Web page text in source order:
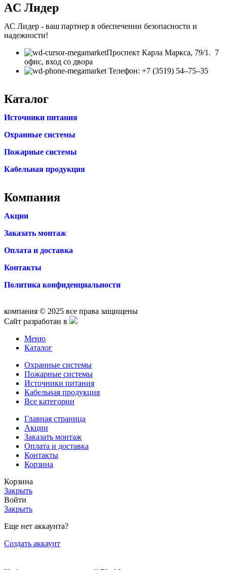
AC Лидер
АС Лидер - ваш партнер в обеспечении безопасности и
надежности!
​Проспект Карла Маркса, 79/1. 7
офис, вход со двора
Телефон: +7 (3519) 54‒75‒35
Каталог
Источники питания
Охранные системы
Пожарные системы
Кабельная продукция
Компания
Акции
Заказать монтаж
Оплата и доставка
Контакты
Политика конфиденциальности
компания © 2025 все права защищены
Сайт разработан в
Меню
Каталог
Охранные системы
Пожарные системы
Источники питания
Кабельная продукция
Все категории
Главная страница
Акции
Заказать монтаж
Оплата и доставка
Контакты
Корзина
Корзина
Закрыть
Войти
Закрыть
Еще нет аккаунта?
Создать аккаунт